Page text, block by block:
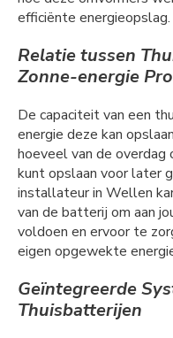
efficiënte energieopslag.
Relatie tussen
Zonne-energie
De capaciteit van een
energie deze kan
hoeveel van de
kunt opslaan voor later
installateur in Wellen
van de batterij om aan
voldoen en ervoor te
eigen opgewekte
Geïntegreerde
Thuisbatterijen